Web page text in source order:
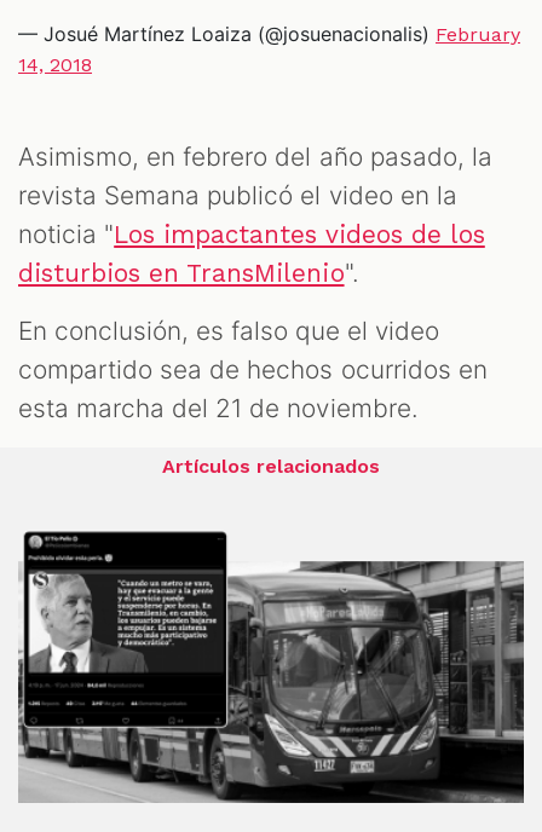
— Josué Martínez Loaiza (@josuenacionalis) February
14, 2018
Asimismo, en febrero del año pasado, la
revista Semana publicó el video en la
noticia "Los impactantes videos de los
disturbios en TransMilenio".
En conclusión, es falso que el video
compartido sea de hechos ocurridos en
esta marcha del 21 de noviembre.
Artículos relacionados